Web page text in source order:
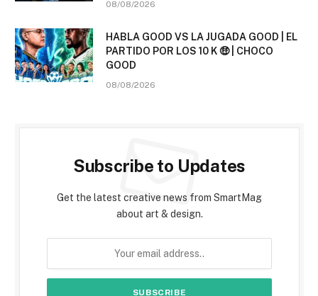
08/08/2026
HABLA GOOD VS LA JUGADA GOOD | EL
PARTIDO POR LOS 10 K 🤑 | CHOCO
GOOD
08/08/2026
Subscribe to Updates
Get the latest creative news from SmartMag
about art & design.